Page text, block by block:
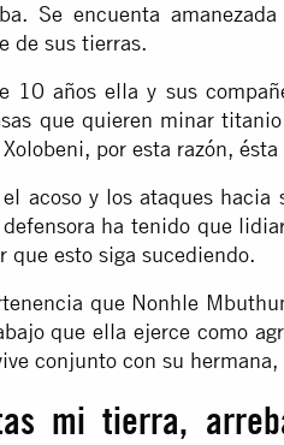
Se encuenta
de sus tierras.
10 años ella y sus
que quieren minar
por esta razón,
acoso y los ataques hacia
ha tenido que
que esto siga sucediendo.
que Nonhle
que ella ejerce como
conjunto con su
mi tierra,